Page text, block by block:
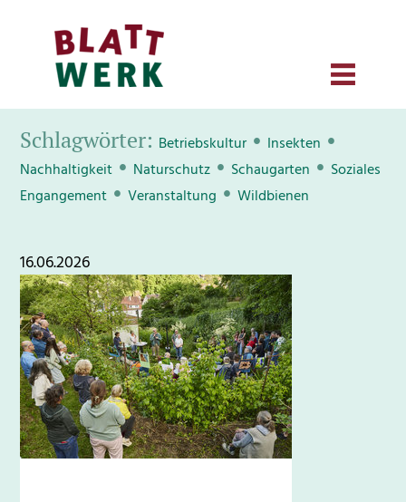
Schlagwörter: Betriebskultur • Insekten •
Nachhaltigkeit • Naturschutz • Schaugarten • Soziales
Engangement •Veranstaltung •Wildbienen
16.06.2026